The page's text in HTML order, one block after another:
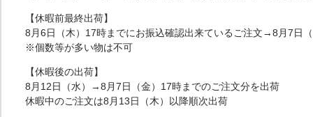
【休暇前最終出荷】
8月6日（木）17時までにお振込確認出来ているご注文→8月7日
※個数等が多い物は不可
【休暇後の出荷】
8月12日（水）→8月7日（金）17時までのご注文分を出荷
休暇中のご注文は8月13日（木）以降順次出荷